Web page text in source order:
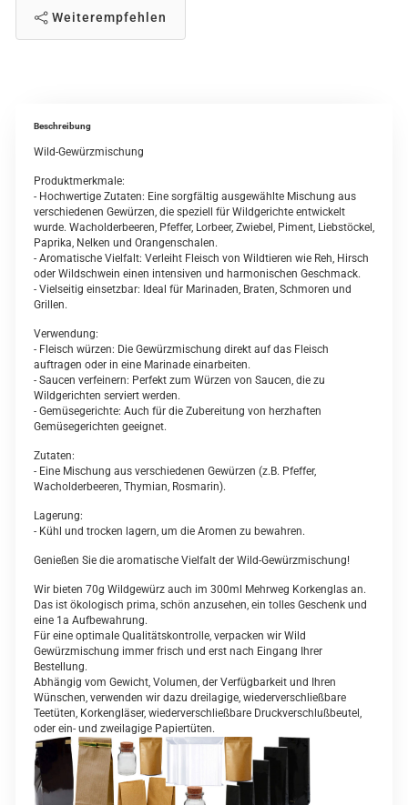
Weiterempfehlen
Beschreibung
Wild-Gewürzmischung
Produktmerkmale:
- Hochwertige Zutaten: Eine sorgfältig ausgewählte Mischung aus
verschiedenen Gewürzen, die speziell für Wildgerichte entwickelt
wurde. Wacholderbeeren, Pfeffer, Lorbeer, Zwiebel, Piment, Liebstöckel,
Paprika, Nelken und Orangenschalen.
- Aromatische Vielfalt: Verleiht Fleisch von Wildtieren wie Reh, Hirsch
oder Wildschwein einen intensiven und harmonischen Geschmack.
- Vielseitig einsetzbar: Ideal für Marinaden, Braten, Schmoren und
Grillen.
Verwendung:
- Fleisch würzen: Die Gewürzmischung direkt auf das Fleisch
auftragen oder in eine Marinade einarbeiten.
- Saucen verfeinern: Perfekt zum Würzen von Saucen, die zu
Wildgerichten serviert werden.
- Gemüsegerichte: Auch für die Zubereitung von herzhaften
Gemüsegerichten geeignet.
Zutaten:
- Eine Mischung aus verschiedenen Gewürzen (z.B. Pfeffer,
Wacholderbeeren, Thymian, Rosmarin).
Lagerung:
- Kühl und trocken lagern, um die Aromen zu bewahren.
Genießen Sie die aromatische Vielfalt der Wild-Gewürzmischung!
Wir bieten 70g Wildgewürz auch im 300ml Mehrweg Korkenglas an.
Das ist ökologisch prima, schön anzusehen, ein tolles Geschenk und
eine 1a Aufbewahrung.
Für eine optimale Qualitätskontrolle, verpacken wir Wild
Gewürzmischung immer frisch und erst nach Eingang Ihrer
Bestellung.
Abhängig vom Gewicht, Volumen, der Verfügbarkeit und Ihren
Wünschen, verwenden wir dazu dreilagige, wiederverschließbare
Teetüten, Korkengläser, wiederverschließbare Druckverschlußbeutel,
oder ein- und zweilagige Papiertüten.